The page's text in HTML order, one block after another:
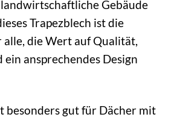
Gebäude
Trapezblech ist die
die Wert auf Qualität,
ansprechendes Design
besonders gut für Dächer mit